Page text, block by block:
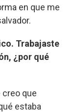
en que me
Trabajaste
¿por qué
creo que
estaba